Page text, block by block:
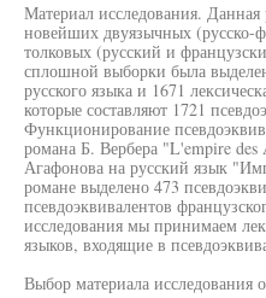
Материал исследования. Данная
новейших двуязычных (русско-
толковых (русский и
сплошной выборки была
русского языка и 1671
которые составляют 1721
Функционирование
романа Б. Вербера "L'empire
Агафонова на русский язык
романе выделено 473
псевдоэквивалентов
исследования мы принимаем
языков, входящие в
Выбор материала исследования